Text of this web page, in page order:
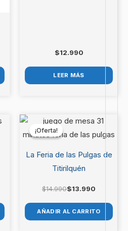
$12.990
LEER MÁS
¡Oferta!
¡Oferta!
La Feria de las Pulgas de
Titirilquén
$14.990
El
original
$14.990.
$13.990
El
actual
$13.990.
AÑADIR AL CARRITO